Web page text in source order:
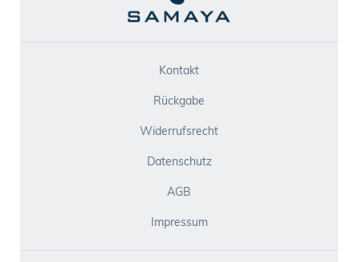
Kontakt
Rückgabe
Widerrufsrecht
Datenschutz
AGB
Impressum